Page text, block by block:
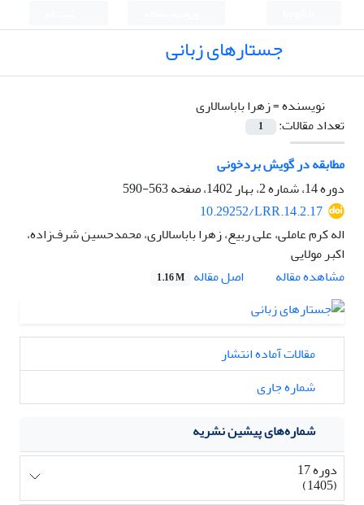
جستارهای زبانی
نویسنده =زهرا باباسالاری
تعداد مقالات:
1
مطابقه در گویش بردخونی
دوره 14، شماره 2، بهار 1402، صفحه
563-590
10.29252/LRR.14.2.17
اله کرم عاملی، علی ربیع، زهرا باباسالاری، محمدحسین شرف‌زاده،
اکبر مولایی
مشاهده مقاله
اصل مقاله 1.16 M
مقالات آماده انتشار
شماره جاری
شماره‌های پیشین نشریه
دوره 17
(1405)